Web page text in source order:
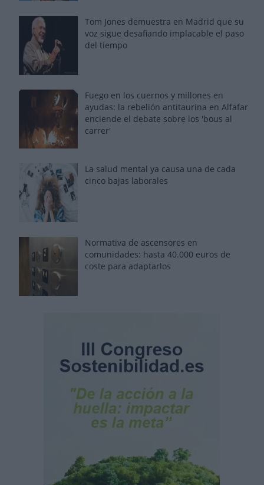
Tom Jones demuestra en Madrid que su
voz sigue desafiando implacable el paso
del tiempo
Fuego en los cuernos y millones en
ayudas: la rebelión antitaurina en Alfafar
enciende el debate sobre los 'bous al
carrer'
La salud mental ya causa una de cada
cinco bajas laborales
Normativa de ascensores en
comunidades: hasta 40.000 euros de
coste para adaptarlos